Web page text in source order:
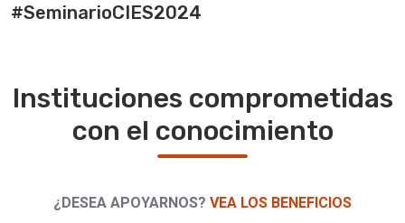
#SeminarioCIES2024
Instituciones comprometidas
con el conocimiento
¿DESEA APOYARNOS? VEA LOS BENEFICIOS